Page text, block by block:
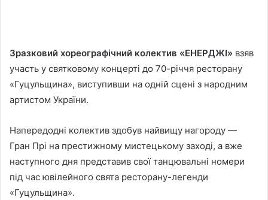
Зразковий хореографічний колектив «ЕНЕРДЖІ» взяв
участь у святковому концерті до 70-річчя ресторану
«Гуцульщина», виступивши на одній сцені з народним
артистом України.
Напередодні колектив здобув найвищу нагороду —
Гран Прі на престижному мистецькому заході, а вже
наступного дня представив свої танцювальні номери
під час ювілейного свята ресторану-легенди
«Гуцульщина».